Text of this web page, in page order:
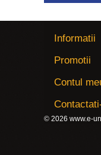
Informatii
Promotii
Contul
© 2026 www.e-